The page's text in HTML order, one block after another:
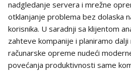
nadgledanje servera i mrežne
otklanjanje problema bez dolaska
korisnika. U saradnji sa klijentom
zahteve kompanije i planiramo
računarske opreme nudeći
povećanja produktivnosti same